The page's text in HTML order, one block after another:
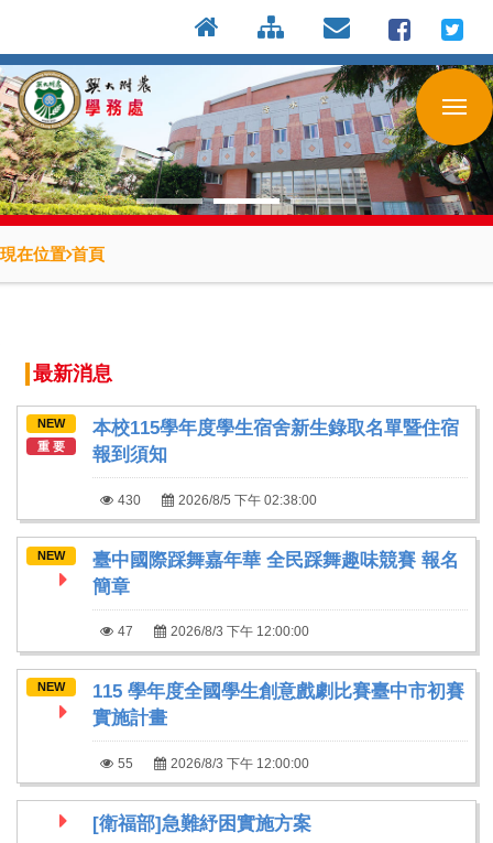
到
主
要
內
容
區
現在位置 首頁
最新消息
NEW
重 要
本校115學年度學生宿舍新生錄取名單暨住宿
報到須知
430 2026/8/5 下午 02:38:00
NEW
臺中國際踩舞嘉年華 全民踩舞趣味競賽 報名
簡章
47 2026/8/3 下午 12:00:00
NEW
115 學年度全國學生創意戲劇比賽臺中市初賽
實施計畫
55 2026/8/3 下午 12:00:00
[衛福部]急難紓困實施方案